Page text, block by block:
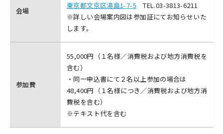
会場
東京都文京区湯島1-7-5 TEL.03-3813-6211
※詳しい会場案内図は参加証にてお知らせいた
します。
参加費
55,000円（１名様／消費税および地方消費税を
含む）
・同一申込書にて２名以上参加の場合は
48,400円（１名様につき／消費税および地方消
費税を含む）
※テキスト代を含む